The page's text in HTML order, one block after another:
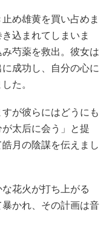
め雄黄を買い占めま
込まれてしまいま
芍薬を救出。彼女は
成功し、自分の心に
た。
が彼らにはどうにも
太后に会う」と提
月の陰謀を伝えまし
花火が打ち上がる
かれ、その計画は音